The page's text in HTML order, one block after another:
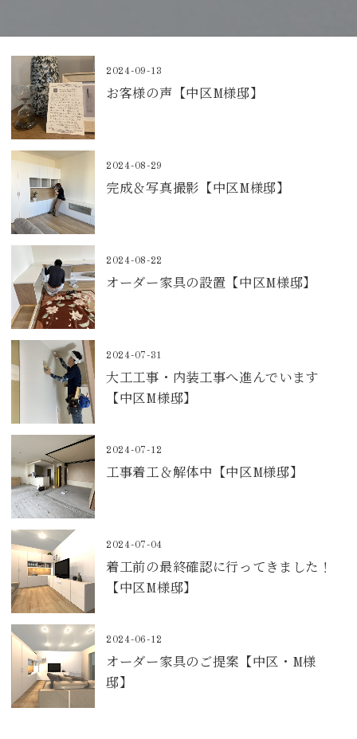
2024-09-13
お客様の声【中区M様邸】
2024-08-29
完成＆写真撮影【中区M様邸】
2024-08-22
オーダー家具の設置【中区M様邸】
2024-07-31
大工工事・内装工事へ進んでいます
【中区M様邸】
2024-07-12
工事着工＆解体中【中区M様邸】
2024-07-04
着工前の最終確認に行ってきました！
【中区M様邸】
2024-06-12
オーダー家具のご提案【中区・M様
邸】